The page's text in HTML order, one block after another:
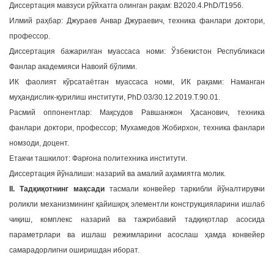
n
Диссертация мавзуси рўйхатга олинган рақам: В2020.4.PhD/T1956.
Илмий раҳбар: Джураев Анвар Джураевич, техника фанлари доктори,
профессор.
Диссертация бажарилган муассаса номи: Ўзбекистон Республикаси
Фанлар академияси Навоий бўлими.
ИК фаолият кўрсатаётган муассаса номи, ИК рақами: Наманган
муҳандислик-қурилиш институти, PhD.03/30.12.2019.Т.90.01.
Расмий оппонентлар: Мақсудов Равшанжон Ҳасанович, техника
фанлари доктори, профессор; Мухамедов Жобирхон, техника фанлари
номзоди, доцент.
Етакчи ташкилот: Фарғона политехника институти.
Диссертация йўналиши: назарий ва амалий аҳамиятга молик.
II. Тадқиқотнинг мақсадитасмали конвейер таркибли йўналтирувчи
роликли механизмининг қайишқоқ элементли конструкцияларини ишлаб
чиқиш, комплекс назарий ва тажрибавий тадқиқотлар асосида
параметрлари ва ишлаш режимларини асослаш ҳамда конвейер
самарадорлигни оширишдан иборат.